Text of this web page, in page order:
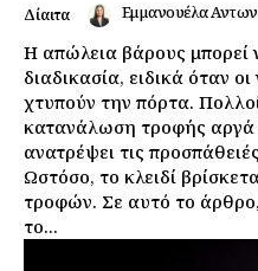
Δίαιτα Εμμανουέλα
Η απώλεια βάρους μπορεί
διαδικασία, ειδικά όταν
χτυπούν την πόρτα.
κατανάλωση τροφής αργά
ανατρέψει τις
Ωστόσο, το κλειδί
τροφών. Σε αυτό το άρθρο,
το...